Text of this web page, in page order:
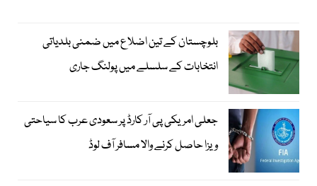
بلوچستان کے تین اضلاع میں ضمنی بلدیاتی
انتخابات کے سلسلے میں پولنگ جاری
جعلی امریکی پی آر کارڈ پر سعودی عرب کا سیاحتی
ویزا حاصل کرنے والا مسافر آف لوڈ